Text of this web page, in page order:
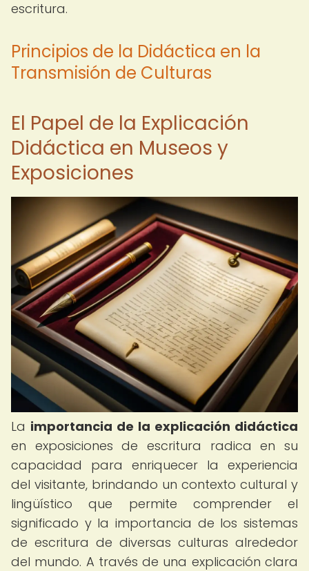
escritura.
Principios de la Didáctica en la
Transmisión de Culturas
El Papel de la Explicación
Didáctica en Museos y
Exposiciones
La importancia de la explicación didáctica
en exposiciones de escritura radica en su
capacidad para enriquecer la experiencia
del visitante, brindando un contexto cultural y
lingüístico que permite comprender el
significado y la importancia de los sistemas
de escritura de diversas culturas alrededor
del mundo. A través de una explicación clara